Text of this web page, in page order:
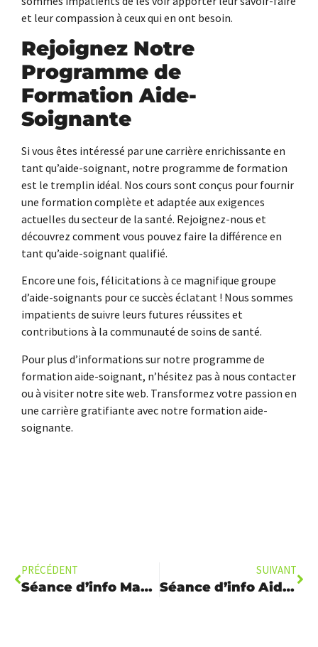
et leur compassion à ceux qui en ont besoin.
Rejoignez Notre
Programme de
Formation Aide-
Soignante
Si vous êtes intéressé par une carrière enrichissante en
tant qu’aide-soignant, notre programme de formation
est le tremplin idéal. Nos cours sont conçus pour fournir
une formation complète et adaptée aux exigences
actuelles du secteur de la santé. Rejoignez-nous et
découvrez comment vous pouvez faire la différence en
tant qu’aide-soignant qualifié.
Encore une fois, félicitations à ce magnifique groupe
d’aide-soignants pour ce succès éclatant ! Nous sommes
impatients de suivre leurs futures réussites et
contributions à la communauté de soins de santé.
Pour plus d’informations sur notre programme de
formation aide-soignant, n’hésitez pas à nous contacter
ou à visiter notre site web. Transformez votre passion en
une carrière gratifiante avec notre formation aide-
soignante.
PRÉCÉDENT
Séance d’info Maçonnerie Menuiserie
SUIVANT
Séance d’info Aide Soignant(e) 18 Juin 2024